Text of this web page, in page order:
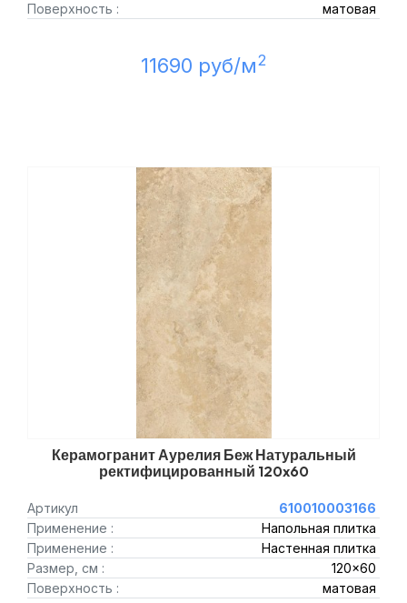
Поверхность :
матовая
11690 руб/м2
Керамогранит Аурелия Беж Натуральный
ректифицированный 120x60
Артикул
610010003166
Применение :
Напольная плитка
Применение :
Настенная плитка
Размер, см :
120x60
Поверхность :
матовая